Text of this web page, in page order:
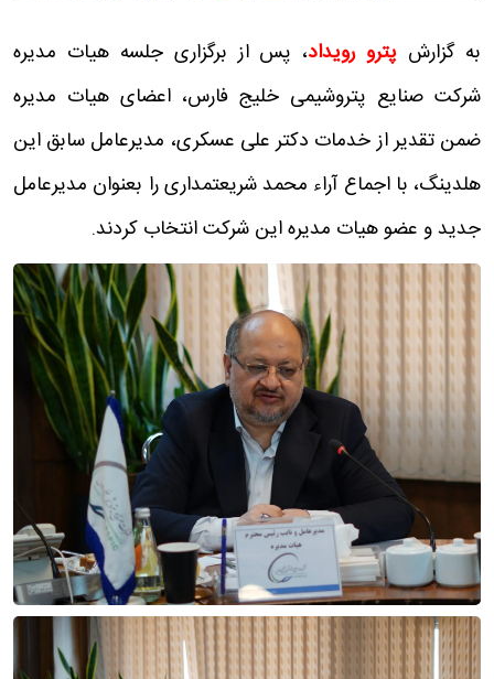
به گزارش پترو رویداد، پس از برگزاری جلسه هیات مدیره
شرکت صنایع پتروشیمی خلیج فارس، اعضای هیات مدیره
ضمن تقدیر از خدمات دکتر علی عسکری، مدیرعامل سابق این
هلدینگ، با اجماع آراء محمد شریعتمداری را بعنوان مدیرعامل
جدید و عضو هیات مدیره این شرکت انتخاب کردند.